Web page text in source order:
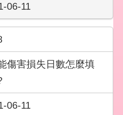
06-11
傷害損失日數怎麼填
06-11